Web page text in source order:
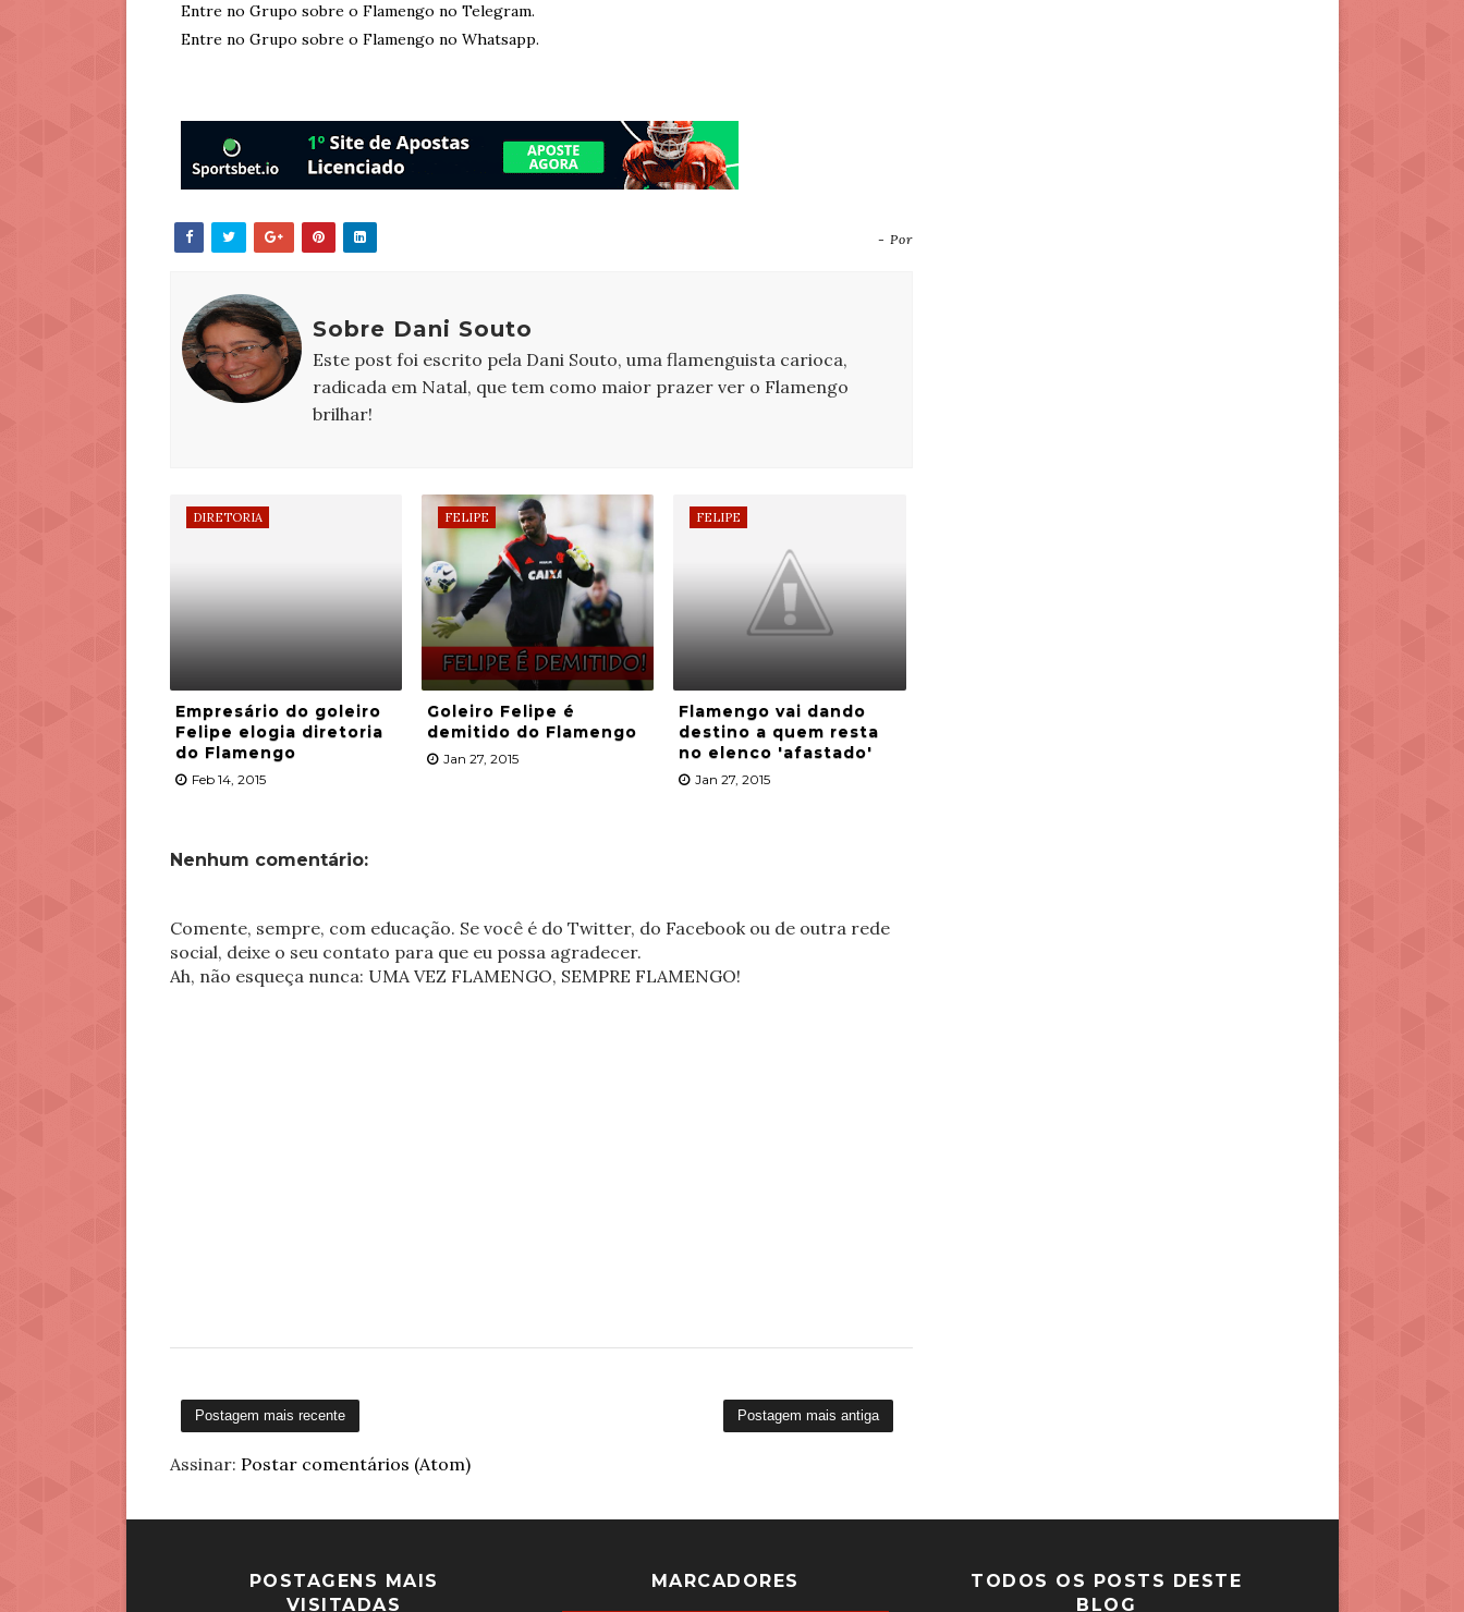
Entre no Grupo sobre o Flamengo no Telegram.
Entre no Grupo sobre o Flamengo no Whatsapp.
- Por
Sobre Dani Souto
Este post foi escrito pela Dani Souto, uma flamenguista carioca,
radicada em Natal, que tem como maior prazer ver o Flamengo
brilhar!
DIRETORIA
Empresário do goleiro
Felipe elogia diretoria
do Flamengo
Feb 14, 2015
FELIPE
Goleiro Felipe é
demitido do Flamengo
Jan 27, 2015
FELIPE
Flamengo vai dando
destino a quem resta
no elenco 'afastado'
Jan 27, 2015
Nenhum comentário:
Comente, sempre, com educação. Se você é do Twitter, do Facebook ou de outra rede
social, deixe o seu contato para que eu possa agradecer.
Ah, não esqueça nunca: UMA VEZ FLAMENGO, SEMPRE FLAMENGO!
Postagem mais recente Postagem mais antiga
Assinar: Postar comentários (Atom)
POSTAGENS MAIS
VISITADAS
MARCADORES
TODOS OS POSTS DESTE
BLOG